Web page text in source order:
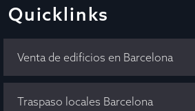
Quicklinks
Venta de edificios en Barcelona
Traspaso locales Barcelona